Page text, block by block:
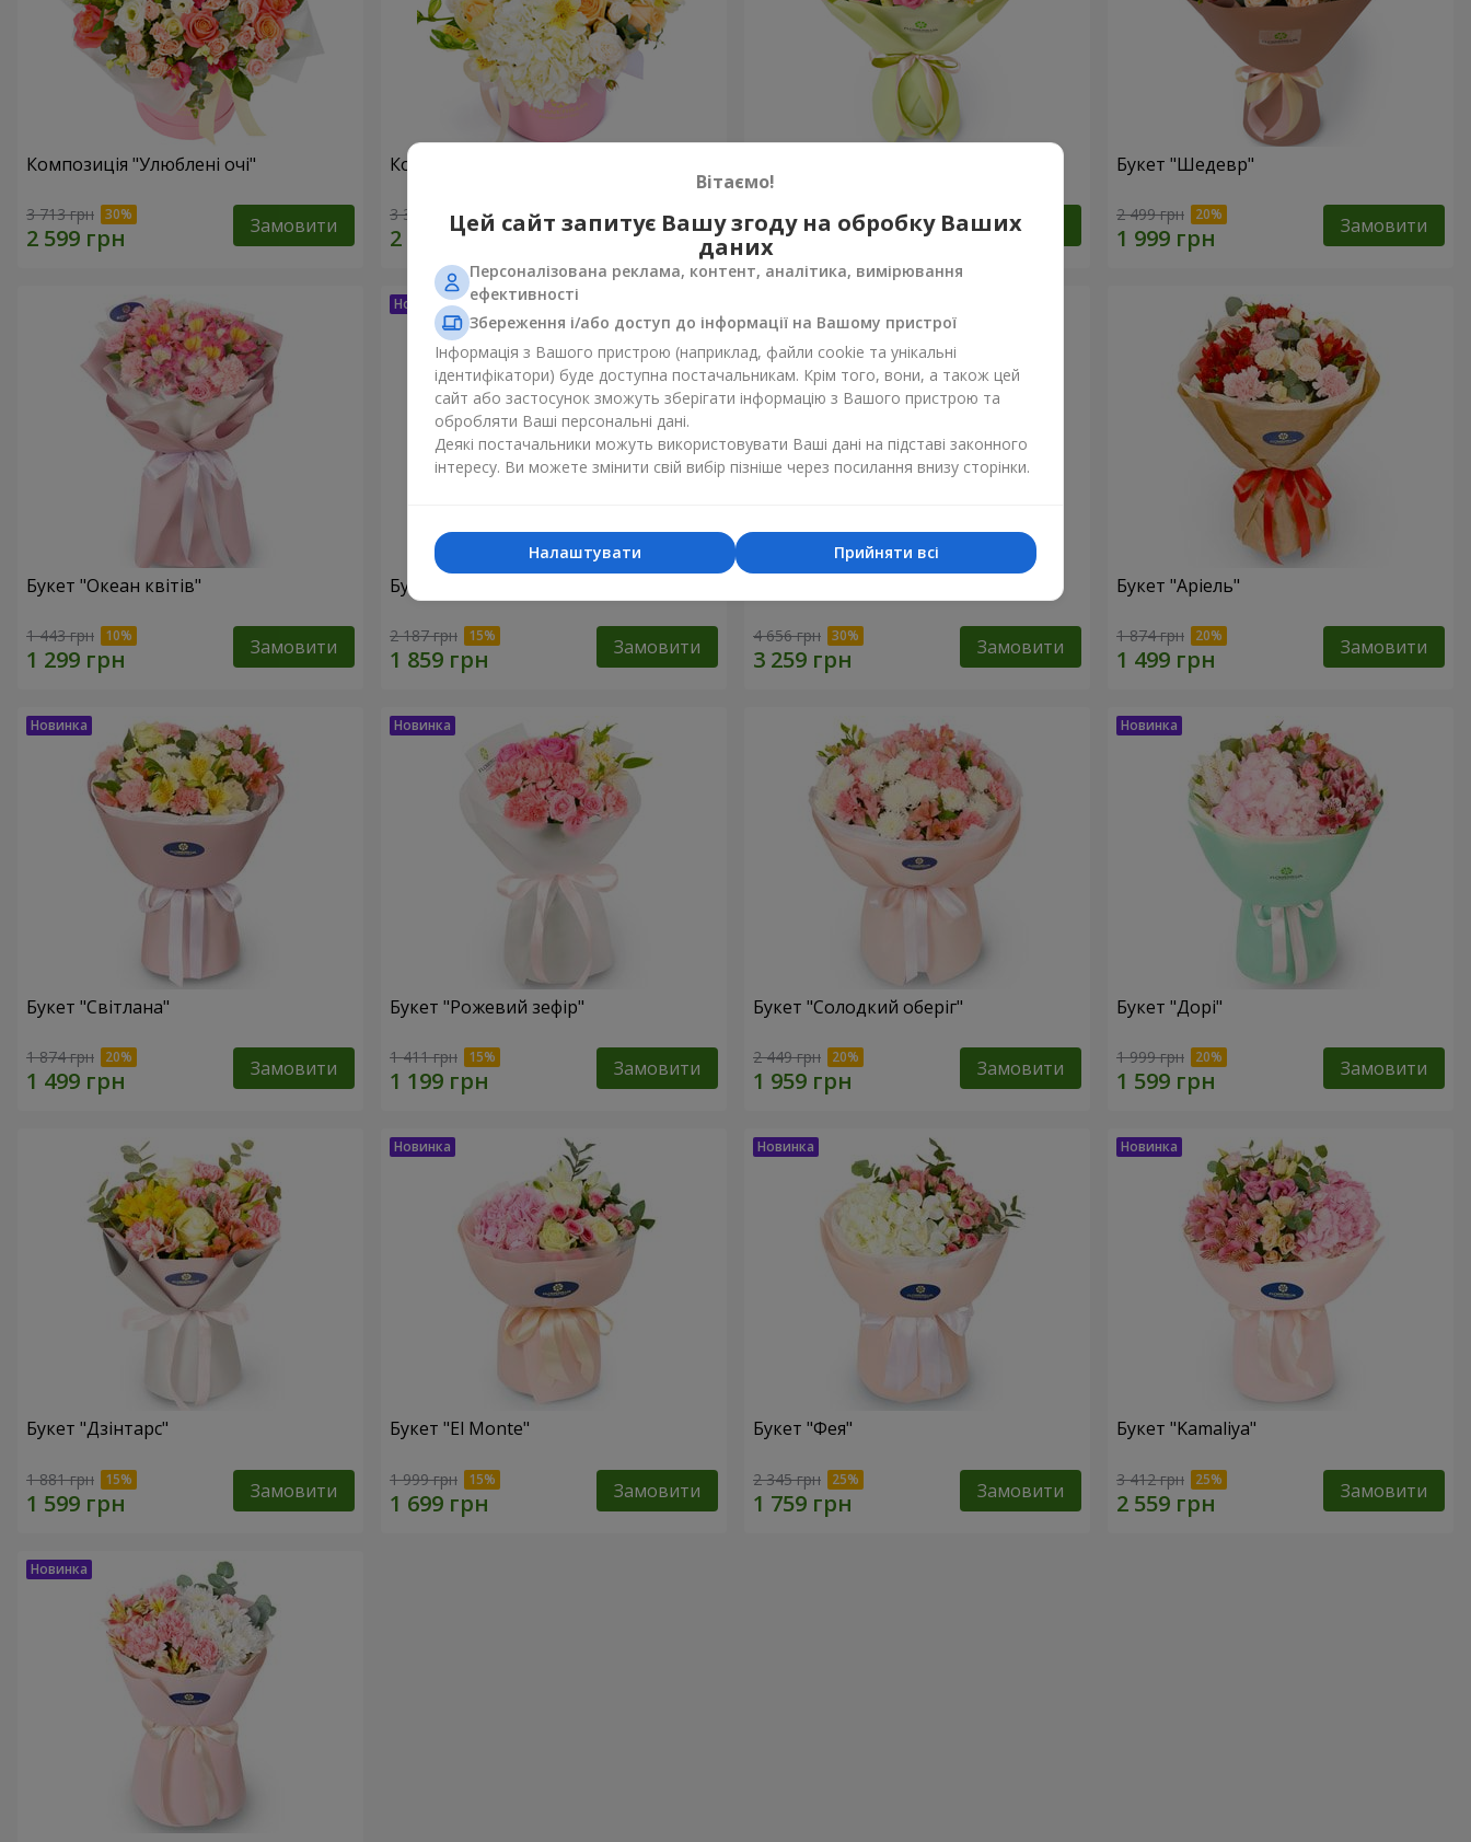
Композиція "Улюблені очі"
3 713 грн Замовити
Композиція "Absolute"
3 332 грн Замовити 2 624 грн Замовити
Букет "Шедевр"
2 499 грн Замовити
Букет "Океан квітів"
1 443 грн Замовити
Букет "Ванесса"
2 187 грн Замовити 4 656 грн Замовити
Букет "Аріель"
1 874 грн Замовити
Букет "Світлана"
1 874 грн Замовити
Букет "Рожевий зефір"
1 411 грн Замовити
Букет "Солодкий оберіг"
2 449 грн Замовити
Букет "Дорі"
1 999 грн Замовити
Букет "Дзінтарс"
1 881 грн Замовити
Букет "El Monte"
1 999 грн Замовити
Букет "Фея"
2 345 грн Замовити
Букет "Kamaliya"
3 412 грн Замовити
Вітаємо!
Цей сайт запитує Вашу згоду на обробку Ваших
даних
Персоналізована реклама, контент, аналітика, вимірювання
ефективності
Збереження і/або доступ до інформації на Вашому пристрої
Інформація з Вашого пристрою (наприклад, файли cookie та унікальні
ідентифікатори) буде доступна постачальникам. Крім того, вони, а також цей
сайт або застосунок зможуть зберігати інформацію з Вашого пристрою та
обробляти Ваші персональні дані.
Деякі постачальники можуть використовувати Ваші дані на підставі законного
інтересу. Ви можете змінити свій вибір пізніше через посилання внизу сторінки.
Прийняти всі
Налаштувати